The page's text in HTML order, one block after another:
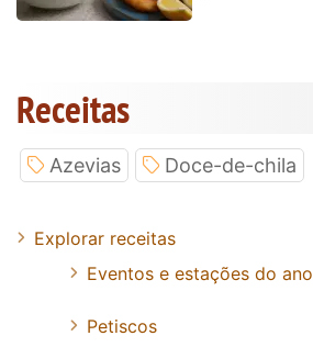
Receitas
Azevias Doce-de-chila
Explorar receitas
Eventos e estações do ano
Petiscos